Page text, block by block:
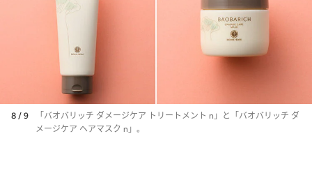
8 / 9
「バオバリッチ ダメージケア トリートメント n」と「バオバリッチ ダ
メージケア ヘアマスク n」。